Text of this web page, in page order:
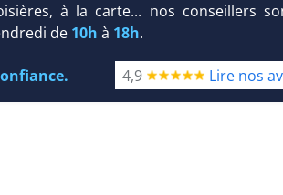
à la carte... nos conseillers
de 10h à 18h.
4,9 Lire nos